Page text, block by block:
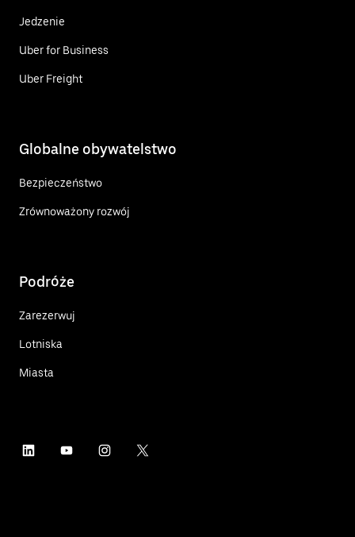
Jedzenie
Uber for Business
Uber Freight
Globalne obywatelstwo
Bezpieczeństwo
Zrównoważony rozwój
Podróże
Zarezerwuj
Lotniska
Miasta